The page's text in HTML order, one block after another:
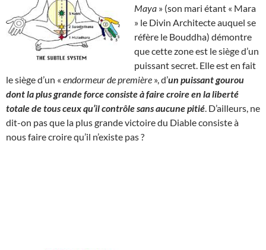
Maya » (son mari étant « Mara
» le Divin Architecte auquel se
réfère le Bouddha) démontre
que cette zone est le siège d’un
puissant secret. Elle est en fait
le siège d’un « endormeur de première », d’un puissant gourou
dont la plus grande force consiste à faire croire en la liberté
totale de tous ceux qu’il contrôle sans aucune pitié . D’ailleurs, ne
dit-on pas que la plus grande victoire du Diable consiste à
nous faire croire qu’il n’existe pas ?